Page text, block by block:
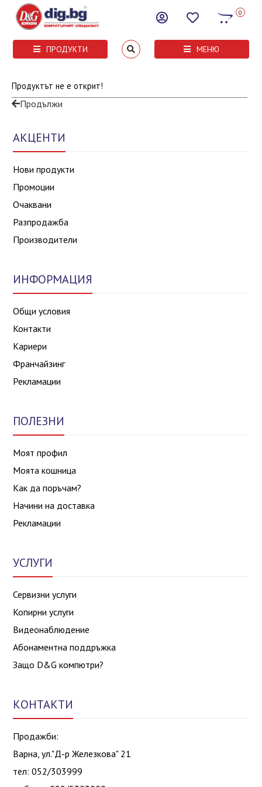
0
ПРОДУКТИ МЕНЮ
Продуктът не е открит!
Продължи
АКЦЕНТИ
Нови продукти
Промоции
Очаквани
Разпродажба
Производители
ИНФОРМАЦИЯ
Общи условия
Контакти
Кариери
Франчайзинг
Рекламации
ПОЛЕЗНИ
Моят профил
Моята кошница
Как да поръчам?
Начини на доставка
Рекламации
УСЛУГИ
Сервизни услуги
Копирни услуги
Видеонаблюдение
Абонаментна поддръжка
Защо D&G компютри?
КОНТАКТИ
Продажби:
Варна, ул."Д-р Железкова" 21
тел: 052/303999